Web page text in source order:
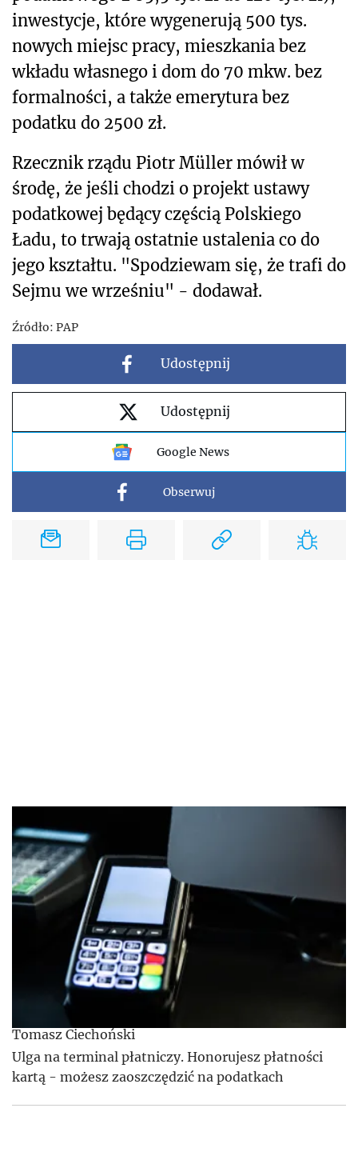
inwestycje, które wygenerują 500 tys.
nowych miejsc pracy, mieszkania bez
wkładu własnego i dom do 70 mkw. bez
formalności, a także emerytura bez
podatku do 2500 zł.
Rzecznik rządu Piotr Müller mówił w
środę, że jeśli chodzi o projekt ustawy
podatkowej będący częścią Polskiego
Ładu, to trwają ostatnie ustalenia co do
jego kształtu. "Spodziewam się, że trafi do
Sejmu we wrześniu" - dodawał.
Źródło: PAP
Udostępnij
Udostępnij
Google News
Obserwuj
Tomasz Ciechoński
Ulga na terminal płatniczy. Honorujesz płatności
kartą - możesz zaoszczędzić na podatkach